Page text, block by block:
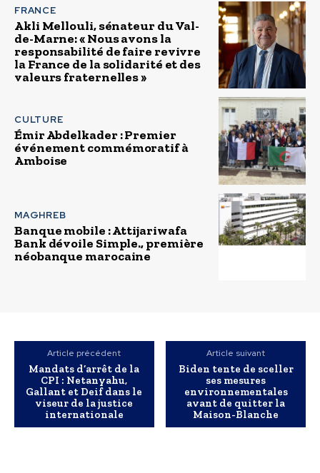
FRANCE
Akli Mellouli, sénateur du Val-
de-Marne: « Nous avons la
responsabilité de faire revivre
la France de la solidarité et des
valeurs fraternelles »
CULTURE
Émir Abdelkader : Premier
événement commémoratif à
Amboise
MAGHREB
Banque mobile : Attijariwafa
Bank dévoile Simple., première
néobanque marocaine
Article précédent
Mandats d’arrêt de la
CPI : Netanyahu,
Gallant et Deif dans le
viseur de la justice
internationale
Article suivant
Biden tente de sceller
ses mesures
environnementales
avant de quitter la
Maison-Blanche